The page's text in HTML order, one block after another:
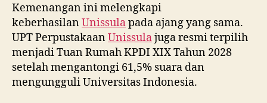
Kemenangan ini melengkapi
keberhasilanUnissulapada ajang yang sama.
UPT PerpustakaanUnissulajuga resmi terpilih
menjadi Tuan Rumah KPDI XIX Tahun 2028
setelah mengantongi 61,5% suara dan
mengungguli Universitas Indonesia.